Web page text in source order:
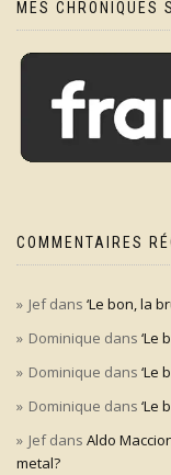
MES CHRONIQUES
COMMENTAIRES
Jefdans ‘Le bon, la
Dominique dans ‘Le
Dominique dans ‘Le
Dominique dans ‘Le
Jefdans Aldo
metal?